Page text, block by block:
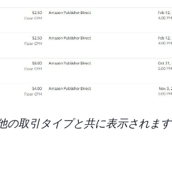
の取引タイプと共に表示されます